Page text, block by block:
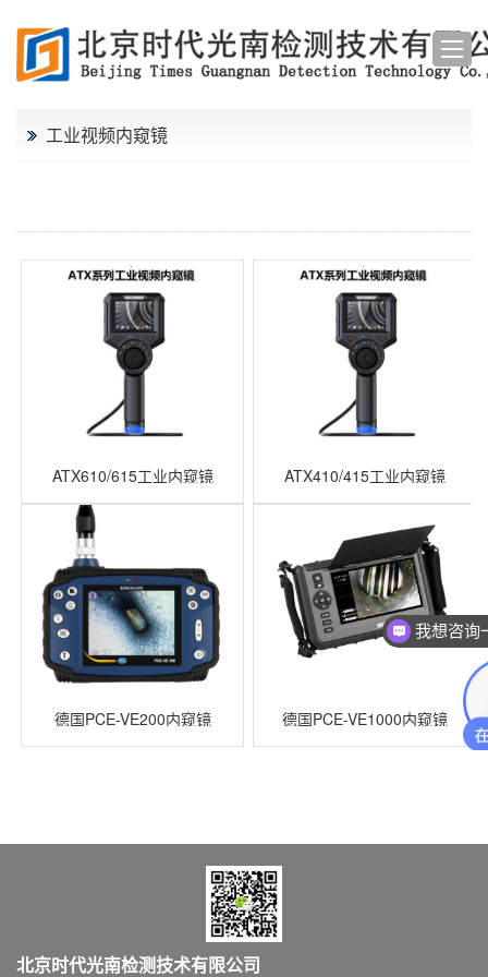
工业视频内窥镜
ATX610/615工业内窥镜 ATX410/415工业内窥镜
德国PCE-VE200内窥镜 德国PCE-VE1000内窥镜
北京时代光南检测技术有限公司
我想咨询